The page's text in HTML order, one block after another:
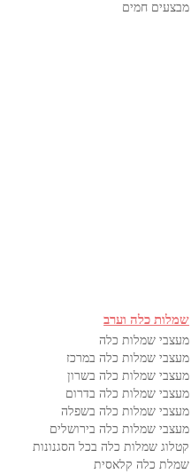
מבצעים חמים
שמלות כלה וערב
מעצבי שמלות כלה
מעצבי שמלות כלה במרכז
מעצבי שמלות כלה בשרון
מעצבי שמלות כלה בדרום
מעצבי שמלות כלה בשפלה
מעצבי שמלות כלה בירושלים
קטלוג שמלות כלה בכל הסגנונות
שמלת כלה קלאסית